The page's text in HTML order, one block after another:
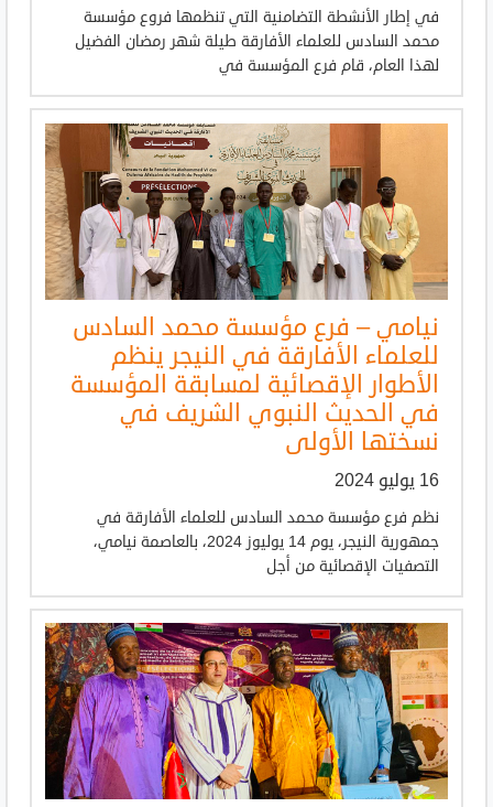
في إطار الأنشطة التضامنية التي تنظمها فروع مؤسسة
محمد السادس للعلماء الأفارقة طيلة شهر رمضان الفضيل
لهذا العام، قام فرع المؤسسة في
نيامي – فرع مؤسسة محمد السادس
للعلماء الأفارقة في النيجر ينظم
الأطوار الإقصائية لمسابقة المؤسسة
في الحديث النبوي الشريف في
نسختها الأولى
16 يوليو 2024
نظم فرع مؤسسة محمد السادس للعلماء الأفارقة في
جمهورية النيجر، يوم 14 يوليوز 2024، بالعاصمة نيامي،
التصفيات الإقصائية من أجل